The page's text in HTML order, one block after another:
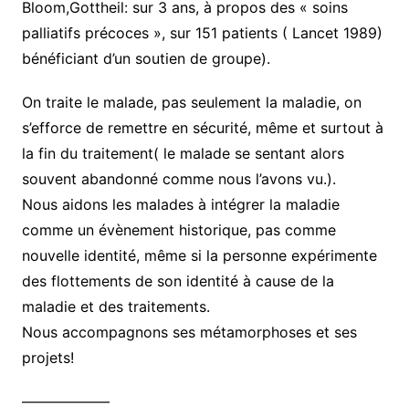
Bloom,Gottheil: sur 3 ans, à propos des « soins
palliatifs précoces », sur 151 patients ( Lancet 1989)
bénéficiant d’un soutien de groupe).
On traite le malade, pas seulement la maladie, on
s’efforce de remettre en sécurité, même et surtout à
la fin du traitement( le malade se sentant alors
souvent abandonné comme nous l’avons vu.).
Nous aidons les malades à intégrer la maladie
comme un évènement historique, pas comme
nouvelle identité, même si la personne expérimente
des flottements de son identité à cause de la
maladie et des traitements.
Nous accompagnons ses métamorphoses et ses
projets!
——————